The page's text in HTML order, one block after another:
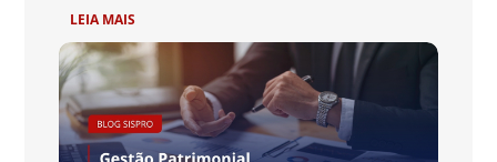
LEIA MAIS